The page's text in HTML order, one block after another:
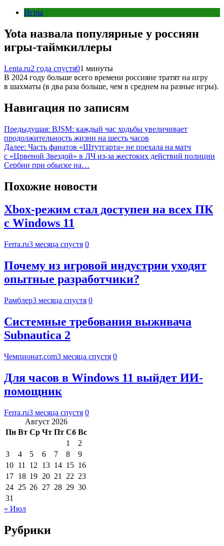
Игры
Yota назвала популярные у россиян
игры-таймкиллеры
Lenta.ru2 года спустя01 минуты
В 2024 году больше всего времени россияне тратят на игру
в шахматы (в два раза больше, чем в среднем на разные игры).
Навигация по записям
Предыдущая: BJSM: каждый час ходьбы увеличивает
продолжительность жизни на шесть часов
Далее: Часть фанатов «Штутгарта» не поехала на матч
с «Црвеной Звездой» в ЛЧ из-за жестоких действий полиции
Сербии при обыске на…
Похожие новости
Xbox-режим стал доступен на всех ПК
с Windows 11
Ferra.ru3 месяца спустя 0
Почему из игровой индустрии уходят
опытные разработчики?
Рамблер3 месяца спустя 0
Системные требования выживача
Subnautica 2
Чемпионат.com3 месяца спустя 0
Для часов в Windows 11 выйдет ИИ-
помощник
Ferra.ru3 месяца спустя 0
Август 2026
Пн Вт Ср Чт Пт Сб Вс
1
2
3
4 5 6 7 8
9
10 11 12 13 14 15 16
17 18 19 20 21 22 23
24 25 26 27 28 29 30
31
« Июл
Рубрики